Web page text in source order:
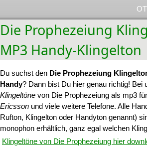
Die Prophezeiung
MP3 Handy-Klingelton
Du suchst den Die Prophezeiung
Handy? Dann bist Du hier genau richtig! Bei
Klingeltöne von Die Prophezeiung als mp3 für
Ericsson und viele weitere Telefone. Alle
Rufton, Klingelton oder Handyton genannt)
monophon erhältlich, ganz egal welchen
Klingeltöne von Die Prophezeiung hier